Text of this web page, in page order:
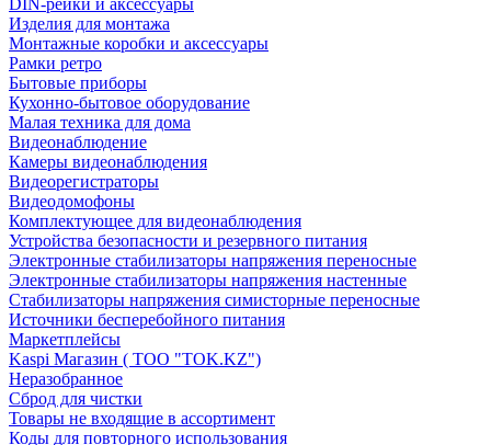
DIN-рейки и аксессуары
Изделия для монтажа
Монтажные коробки и аксессуары
Рамки ретро
Бытовые приборы
Кухонно-бытовое оборудование
Малая техника для дома
Видеонаблюдение
Камеры видеонаблюдения
Видеорегистраторы
Видеодомофоны
Комплектующее для видеонаблюдения
Устройства безопасности и резервного питания
Электронные стабилизаторы напряжения переносные
Электронные стабилизаторы напряжения настенные
Стабилизаторы напряжения симисторные переносные
Источники бесперебойного питания
Маркетплейсы
Kaspi Магазин ( ТОО "TOK.KZ")
Неразобранное
Сброд для чистки
Товары не входящие в ассортимент
Коды для повторного использования